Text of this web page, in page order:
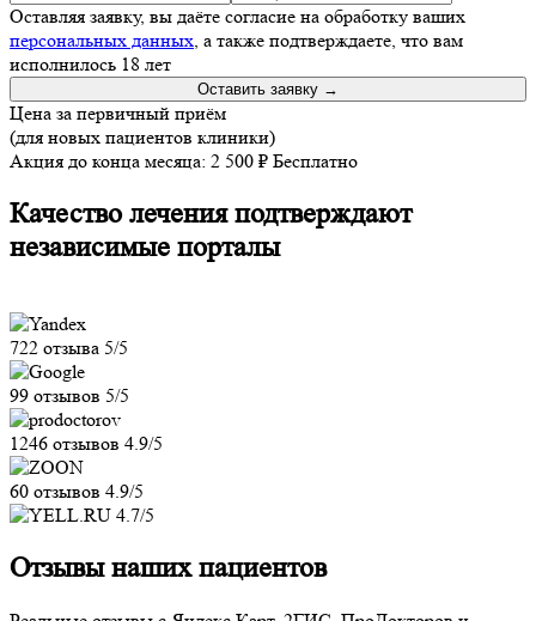
Оставляя заявку, вы даёте согласие на обработку ваших
персональных данных, а также подтверждаете, что вам
исполнилось 18 лет
Оставить заявку →
Цена за первичный приём
(для новых пациентов клиники)
Акция до конца месяца: 2 500 ₽ Бесплатно
Качество лечения подтверждают
независимые порталы
722 отзыва 5/5
99 отзывов 5/5
1246 отзывов 4.9/5
60 отзывов 4.9/5
4.7/5
Отзывынаших пациентов